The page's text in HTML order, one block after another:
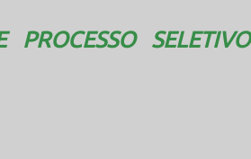
PROCESSO SELETIVO